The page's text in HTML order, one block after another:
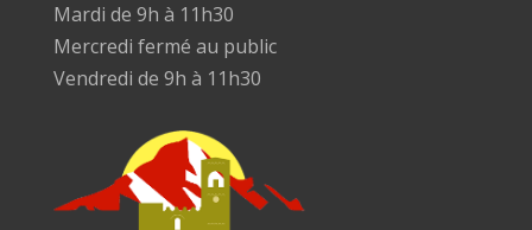
Mardi de 9h à 11h30
Mercredi fermé au public
Vendredi de 9h à 11h30